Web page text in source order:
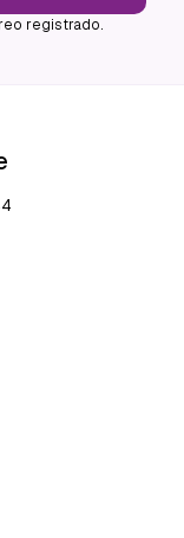
registrado.